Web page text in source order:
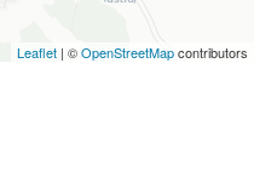
Leaflet | ©OpenStreetMapcontributors